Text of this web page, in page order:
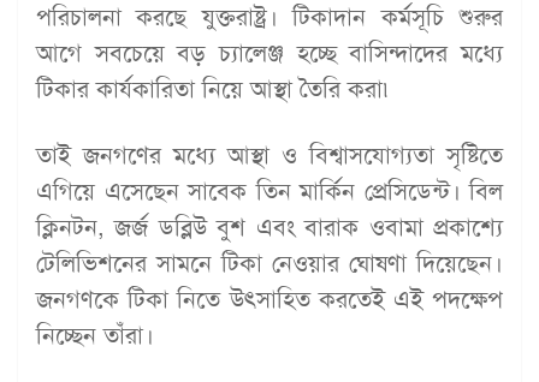
পরিচালনা করছে যুক্তরাষ্ট্র। টিকাদান কর্মসূচি শুরুর
আগে সবচেয়ে বড় চ্যালেঞ্জ হচ্ছে বাসিন্দাদের মধ্যে
টিকার কার্যকারিতা নিয়ে আস্থা তৈরি করা৷
তাই জনগণের মধ্যে আস্থা ও বিশ্বাসযোগ্যতা সৃষ্টিতে
এগিয়ে এসেছেন সাবেক তিন মার্কিন প্রেসিডেন্ট। বিল
ক্লিনটন, জর্জ ডব্লিউ বুশ এবং বারাক ওবামা প্রকাশ্যে
টেলিভিশনের সামনে টিকা নেওয়ার ঘোষণা দিয়েছেন।
জনগণকে টিকা নিতে উৎসাহিত করতেই এই পদক্ষেপ
নিচ্ছেন তাঁরা।